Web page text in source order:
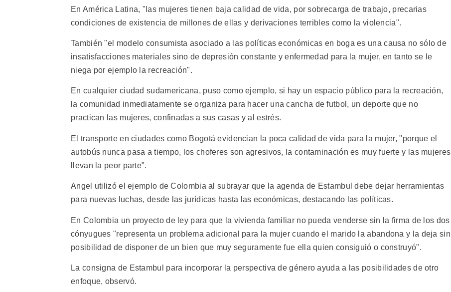
En América Latina, "las mujeres tienen baja calidad de vida, por sobrecarga de trabajo, precarias
condiciones de existencia de millones de ellas y derivaciones terribles como la violencia".
También "el modelo consumista asociado a las políticas económicas en boga es una causa no sólo de
insatisfacciones materiales sino de depresión constante y enfermedad para la mujer, en tanto se le
niega por ejemplo la recreación".
En cualquier ciudad sudamericana, puso como ejemplo, si hay un espacio público para la recreación,
la comunidad inmediatamente se organiza para hacer una cancha de futbol, un deporte que no
practican las mujeres, confinadas a sus casas y al estrés.
El transporte en ciudades como Bogotá evidencian la poca calidad de vida para la mujer, "porque el
autobús nunca pasa a tiempo, los choferes son agresivos, la contaminación es muy fuerte y las mujeres
llevan la peor parte".
Angel utilizó el ejemplo de Colombia al subrayar que la agenda de Estambul debe dejar herramientas
para nuevas luchas, desde las jurídicas hasta las económicas, destacando las políticas.
En Colombia un proyecto de ley para que la vivienda familiar no pueda venderse sin la firma de los dos
cónyugues "representa un problema adicional para la mujer cuando el marido la abandona y la deja sin
posibilidad de disponer de un bien que muy seguramente fue ella quien consiguió o construyó".
La consigna de Estambul para incorporar la perspectiva de género ayuda a las posibilidades de otro
enfoque, observó.